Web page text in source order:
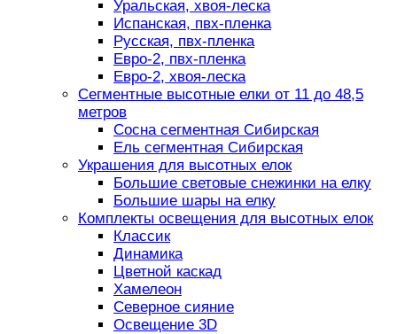
Уральская, хвоя-леска
Испанская, пвх-пленка
Русская, пвх-пленка
Евро-2, пвх-пленка
Евро-2, хвоя-леска
Сегментные высотные елки от 11 до 48,5
метров
Сосна сегментная Сибирская
Ель сегментная Сибирская
Украшения для высотных елок
Большие световые снежинки на елку
Большие шары на елку
Комплекты освещения для высотных елок
Классик
Динамика
Цветной каскад
Хамелеон
Северное сияние
Освещение 3D